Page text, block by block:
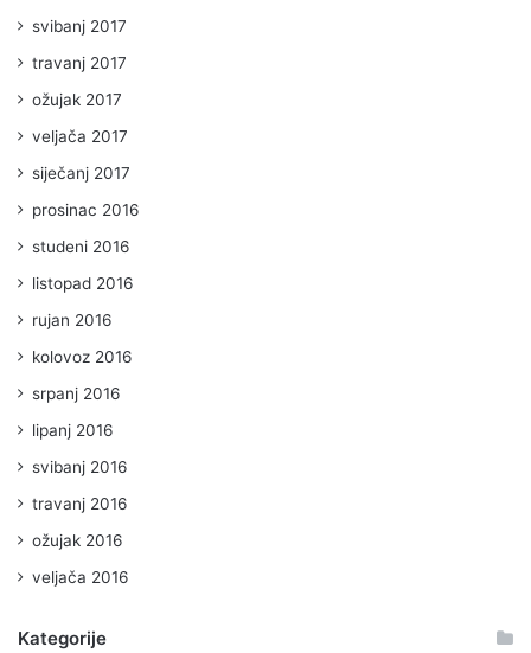
svibanj 2017
travanj 2017
ožujak 2017
veljača 2017
siječanj 2017
prosinac 2016
studeni 2016
listopad 2016
rujan 2016
kolovoz 2016
srpanj 2016
lipanj 2016
svibanj 2016
travanj 2016
ožujak 2016
veljača 2016
Kategorije